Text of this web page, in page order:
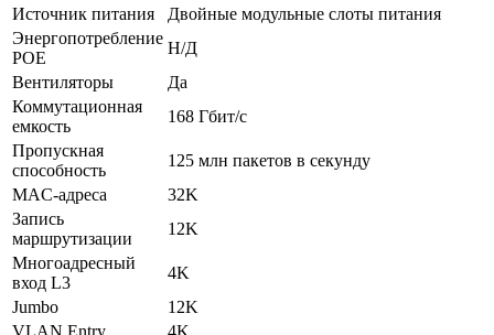
Источник питания
Двойные модульные слоты питания
Энергопотребление
POE
Н/Д
Вентиляторы
Да
Коммутационная
емкость
168 Гбит/с
Пропускная
способность
125 млн пакетов в секунду
MAC-адреса
32K
Запись
маршрутизации
12K
Многоадресный
вход L3
4K
Jumbo
12K
VLAN Entry
4K